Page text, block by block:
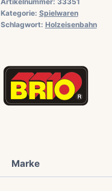
Kategorie: Spielwaren
Schlagwort: Holzeisenbahn
Marke